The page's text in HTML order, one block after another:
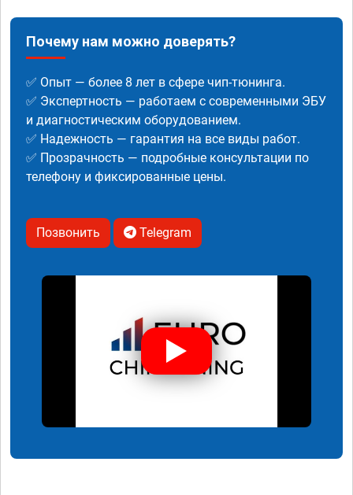
Почему нам можно доверять?
✅ Опыт — более 8 лет в сфере чип-тюнинга.
✅ Экспертность — работаем с современными ЭБУ
и диагностическим оборудованием.
✅ Надежность — гарантия на все виды работ.
✅ Прозрачность — подробные консультации по
телефону и фиксированные цены.
Позвонить Telegram